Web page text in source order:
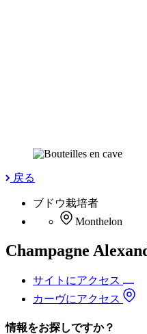
戻る
ブドウ栽培者
Monthelon
Champagne
サイトにアクセス
カーヴにアクセス
情報をお探しですか？